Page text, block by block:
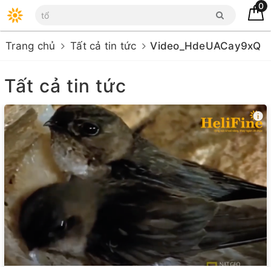
0
Trang chủ Tất cả tin tức Video_HdeUACay9xQ
Tất cả tin tức